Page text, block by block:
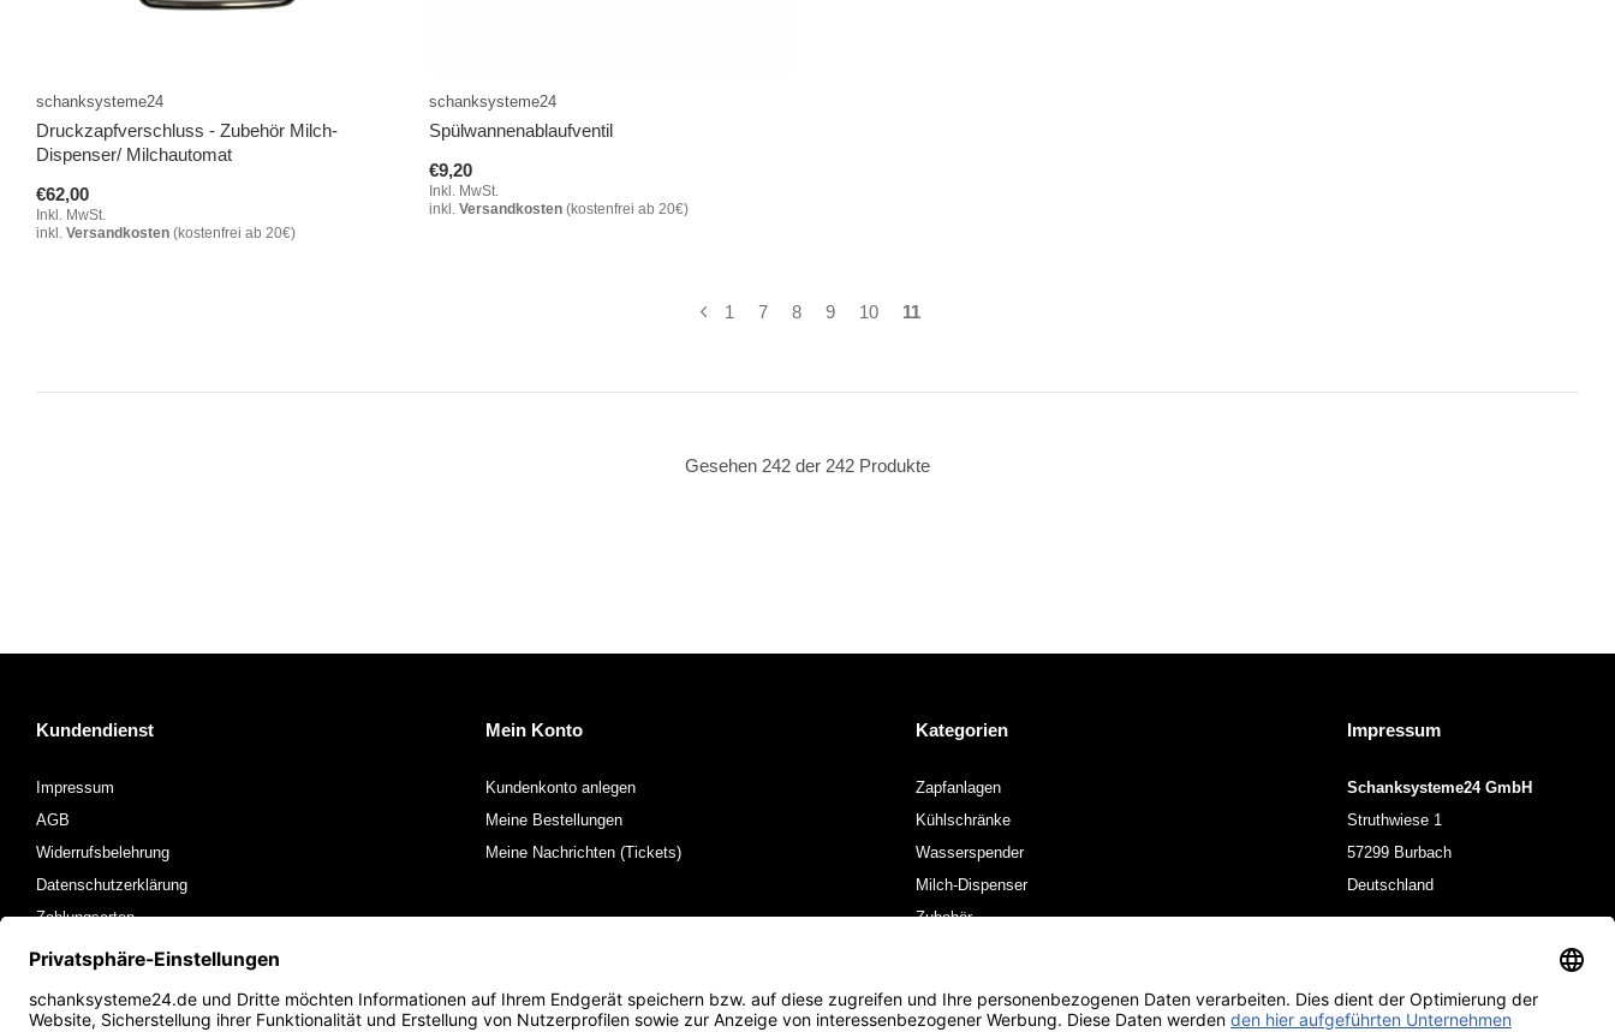
schanksysteme24
Druckzapfverschluss - Zubehör Milch-
Dispenser/ Milchautomat
€62,00
Inkl. MwSt.
inkl. Versandkosten (kostenfrei ab 20€)
schanksysteme24
Spülwannenablaufventil
€9,20
Inkl. MwSt.
inkl. Versandkosten (kostenfrei ab 20€)
1 7 8 9 10 11
Gesehen 242 der 242 Produkte
Kundendienst
Impressum
AGB
Widerrufsbelehrung
Datenschutzerklärung
Zahlungsarten
Versandkosten und Rücksendungen
FAQ
Mein Konto
Kundenkonto anlegen
Meine Bestellungen
Meine Nachrichten (Tickets)
Kategorien
Zapfanlagen
Kühlschränke
Wasserspender
Milch-Dispenser
Zubehör
Impressum
Schanksysteme24 GmbH
Struthwiese 1
57299 Burbach
Deutschland